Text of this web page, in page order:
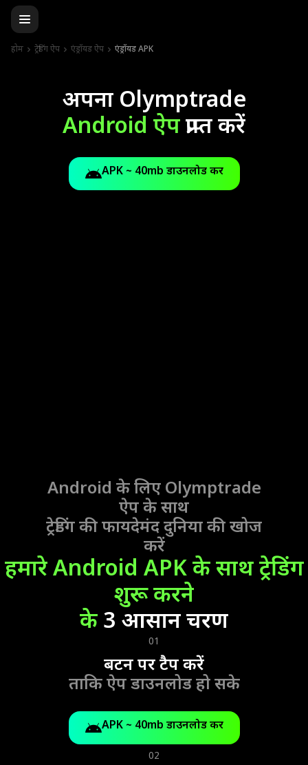
होम ट्रेडिंग ऐप एंड्रॉयड ऐप एंड्रॉयड APK
अपना Olymptrade
Android ऐपप्राप्त करें
APK ~ 40mb डाउनलोड करें
Android के लिए Olymptrade
ऐपके साथ
ट्रेडिंग की फायदेमंद दुनिया की खोज
करें
हमारे Android APK के साथ ट्रेडिंग
शुरू करने
के 3 आसान चरण
01
बटन पर टैप करें
ताकि ऐप डाउनलोड हो सके
APK ~ 40mb डाउनलोड करें
02